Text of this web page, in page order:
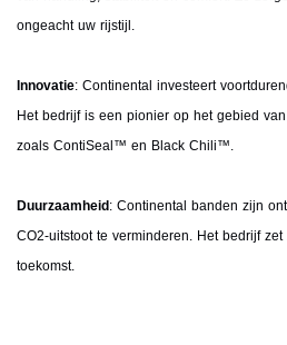
ongeacht uw rijstijl.
Innovatie: Continental investeert
Het bedrijf is een pionier op het gebied
zoals ContiSeal™ en Black Chili™.
Duurzaamheid : Continental banden zijn
CO2-uitstoot te verminderen. Het bedrijf
toekomst.